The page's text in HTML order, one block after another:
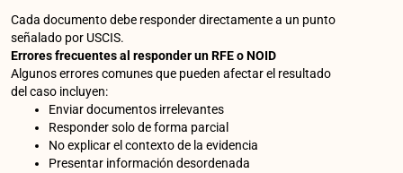
Cada documento debe responder directamente a un punto
señalado por USCIS.
Errores frecuentes al responder un RFE o NOID
Algunos errores comunes que pueden afectar el resultado
del caso incluyen:
Enviar documentos irrelevantes
Responder solo de forma parcial
No explicar el contexto de la evidencia
Presentar información desordenada